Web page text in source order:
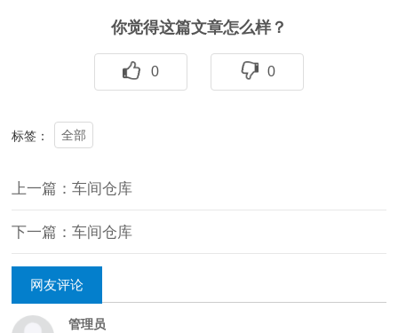
你觉得这篇文章怎么样？
0 0
标签： 全部
上一篇：车间仓库
下一篇：车间仓库
网友评论
管理员